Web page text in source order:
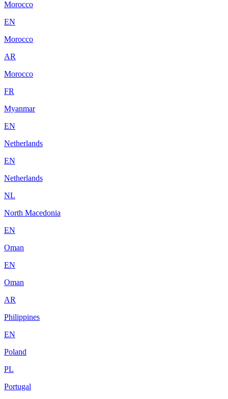
Morocco
EN
Morocco
AR
Morocco
FR
Myanmar
EN
Netherlands
EN
Netherlands
NL
North Macedonia
EN
Oman
EN
Oman
AR
Philippines
EN
Poland
PL
Portugal